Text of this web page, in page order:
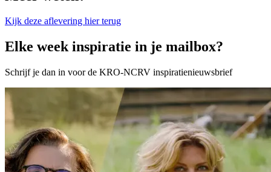
Kijk deze aflevering hier terug
Elke week inspiratie in je mailbox?
Schrijf je dan in voor de KRO-NCRV inspiratienieuwsbrief